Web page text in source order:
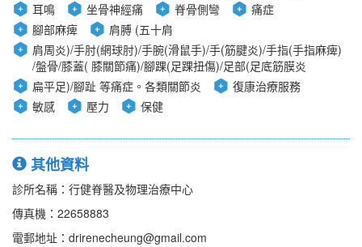
耳鳴
坐骨神經痛 脊骨側彎
痛症
腳部麻痺
肩膊 (五十肩
肩周炎)/手肘(網球肘)/手腕(滑鼠手)/手(筋腱炎)/手指(手指麻痺)
/盤骨/膝蓋( 膝關節痛)/腳踝(足踝扭傷)/足部(足底筋膜炎
扁平足)/腳趾 等痛症。各類關節炎
復康治療服務
敏感
壓力 保健
其他資料
診所名稱：行健脊醫及物理治療中心
傳真機：22658883
電郵地址：drirenecheung@gmail.com